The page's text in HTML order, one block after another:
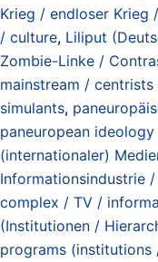
Krieg / endloser
/ culture, Liliput
Zombie-Linke /
mainstream /
simulants,
paneuropean
(internationaler)
Informationsindustrie
complex / TV /
(Institutionen /
programs